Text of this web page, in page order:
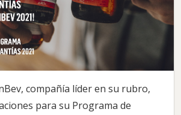
compañía líder en su rubro,
para su Programa de